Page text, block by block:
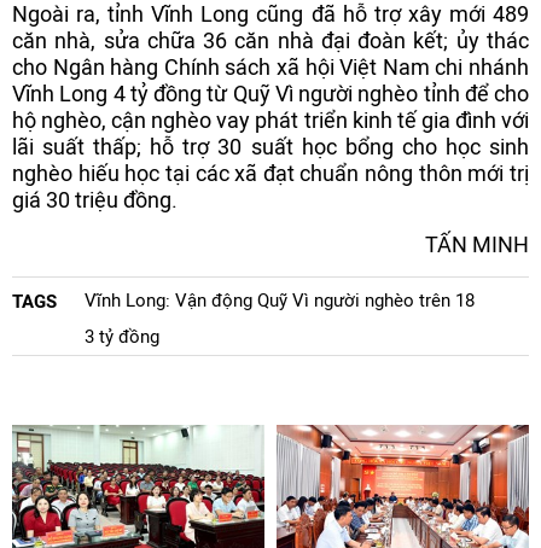
Ngoài ra, tỉnh Vĩnh Long cũng đã hỗ trợ xây mới 489
căn nhà, sửa chữa 36 căn nhà đại đoàn kết; ủy thác
cho Ngân hàng Chính sách xã hội Việt Nam chi nhánh
Vĩnh Long 4 tỷ đồng từ Quỹ Vì người nghèo tỉnh để cho
hộ nghèo, cận nghèo vay phát triển kinh tế gia đình với
lãi suất thấp; hỗ trợ 30 suất học bổng cho học sinh
nghèo hiếu học tại các xã đạt chuẩn nông thôn mới trị
giá 30 triệu đồng.
TẤN MINH
TAGS
Vĩnh Long: Vận động Quỹ Vì người nghèo trên 18
3 tỷ đồng